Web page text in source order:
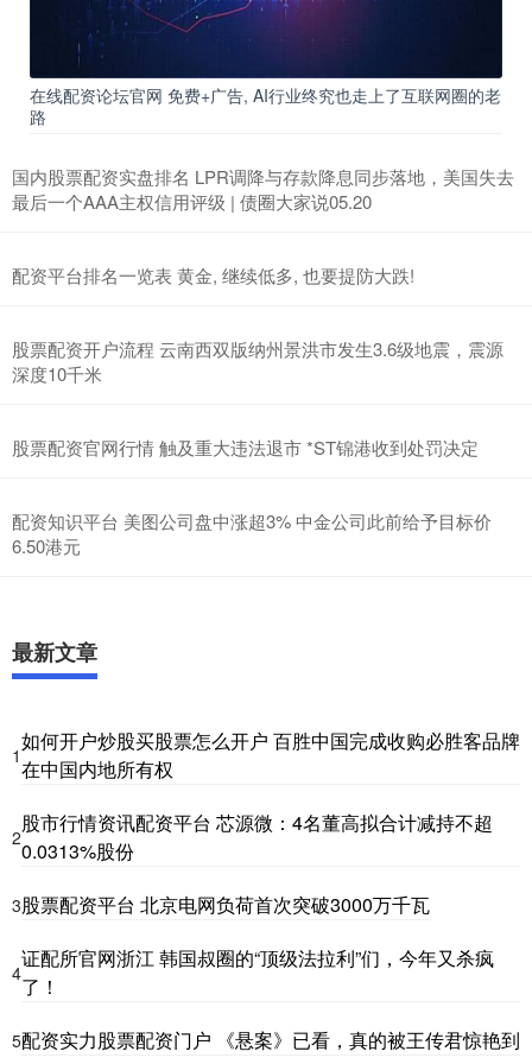
在线配资论坛官网 免费+广告, AI行业终究也走上了互联网圈的老
路
国内股票配资实盘排名 LPR调降与存款降息同步落地，美国失去
最后一个AAA主权信用评级 | 债圈大家说05.20
配资平台排名一览表 黄金, 继续低多, 也要提防大跌!
股票配资开户流程 云南西双版纳州景洪市发生3.6级地震，震源
深度10千米
股票配资官网行情 触及重大违法退市 *ST锦港收到处罚决定
配资知识平台 美图公司盘中涨超3% 中金公司此前给予目标价
6.50港元
最新文章
1
如何开户炒股买股票怎么开户 百胜中国完成收购必胜客品牌
在中国内地所有权
2
股市行情资讯配资平台 芯源微：4名董高拟合计减持不超
0.0313%股份
3股票配资平台 北京电网负荷首次突破3000万千瓦
4
证配所官网浙江 韩国叔圈的“顶级法拉利”们，今年又杀疯
了！
5配资实力股票配资门户 《悬案》已看，真的被王传君惊艳到